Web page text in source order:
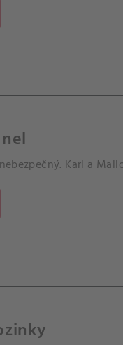
Karl a